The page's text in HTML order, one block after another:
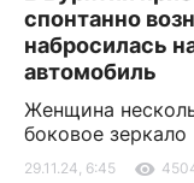
спонтанно
набросилась
автомобиль
Женщина
боковое зеркало
29.11.24, 6:45